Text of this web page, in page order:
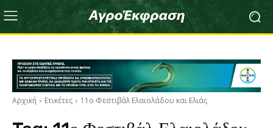
Αρχική Ετικέτες 11ο Φεστιβάλ Ελαιολάδου και Ελιάς